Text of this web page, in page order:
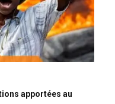
apportées au